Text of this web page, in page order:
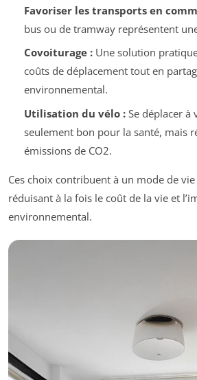
Favoriser les transports en
bus ou de tramway représentent
Covoiturage :Une solution
coûts de déplacement tout en
environnemental.
Utilisation du vélo :Se déplacer à
seulement bon pour la santé, mais
émissions de CO2.
Ces choix contribuent à un mode de
réduisant à la fois le coût de la vie et
environnemental.